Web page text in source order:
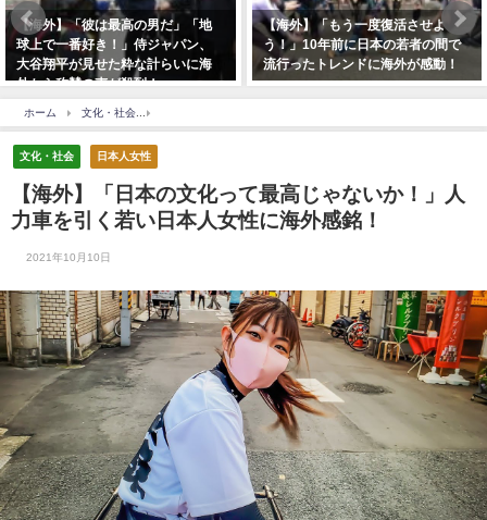
【海外】「もう一度復活させよ
う！」10年前に日本の若者の間で
流行ったトレンドに海外が感動！
【海外】「アメリカにも来て！」
ファレル・ウィリアムズ『ハッピ
ー』をノリノリで演奏する京都橘
マーチングバンドが世界を魅了！
ホーム 文化・社会
文化・社会 日本人女性
【海外】「日本の文化って最高じゃないか！」人
力車を引く若い日本人女性に海外感銘！
2021年10月10日